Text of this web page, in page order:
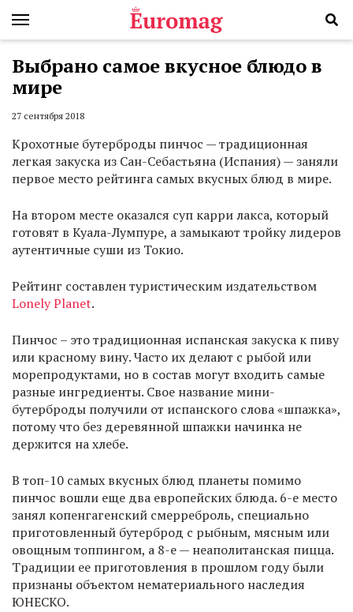
Выбрано самое вкусное блюдо в
мире
27 сентября 2018
Крохотные бутерброды пинчос — традиционная
легкая закуска из Сан-Себастьяна (Испания) — заняли
первое место рейтинга самых вкусных блюд в мире.
На втором месте оказался суп карри лакса, который
готовят в Куала-Лумпуре, а замыкают тройку лидеров
аутентичные суши из Токио.
Рейтинг составлен туристическим издательством
Lonely Planet.
Пинчос – это традиционная испанская закуска к пиву
или красному вину. Часто их делают с рыбой или
морепродуктами, но в состав могут входить самые
разные ингредиенты. Свое название мини-
бутерброды получили от испанского слова «шпажка»,
потому что без деревянной шпажки начинка не
держится на хлебе.
В топ-10 самых вкусных блюд планеты помимо
пинчос вошли еще два европейских блюда. 6-е место
занял копенгагенский смерреброль, специально
приготовленный бутерброд с рыбным, мясным или
овощным топпингом, а 8-е — неаполитанская пицца.
Традиции ее приготовления в прошлом году были
признаны объектом нематериального наследия
ЮНЕСКО.